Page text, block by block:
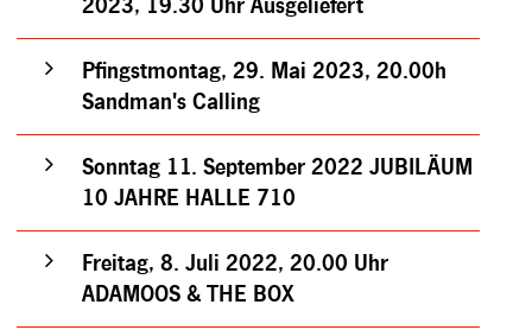
2023, 19.30 Uhr Ausgeliefert
Pfingstmontag, 29. Mai 2023, 20.00h
Sandman's Calling
Sonntag 11. September 2022 JUBILÄUM
10 JAHRE HALLE 710
Freitag, 8. Juli 2022, 20.00 Uhr
ADAMOOS & THE BOX